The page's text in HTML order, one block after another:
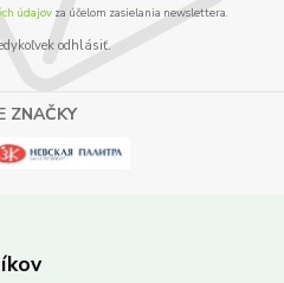
údajov za účelom zasielania newslettera.
odhlásiť.
ZNAČKY